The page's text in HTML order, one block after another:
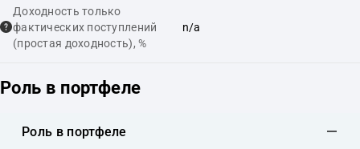
Доходность только
фактических поступлений
(простая доходность), %
n/a
Роль в портфеле
Роль в портфеле